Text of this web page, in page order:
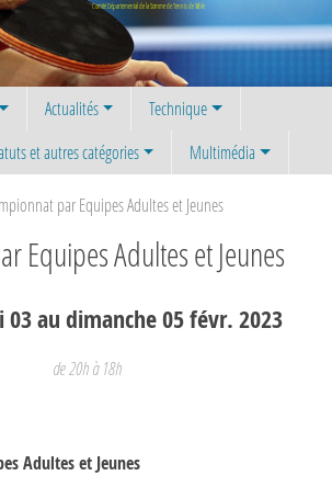
Comité Départemental de la Somme de Tennis de Table
Actualités
Technique
et autres catégories Multimédia
par Equipes Adultes et Jeunes
Equipes Adultes et Jeunes
03audimanche05févr.2023
de 20h à 18h
Adultes et Jeunes